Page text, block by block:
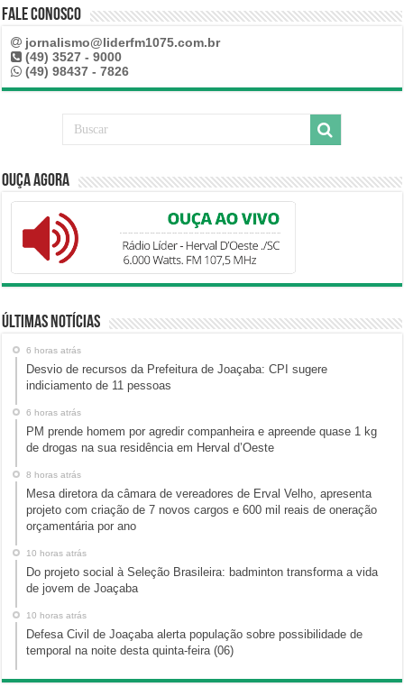
Fale Conosco
jornalismo@liderfm1075.com.br
(49) 3527 - 9000
(49) 98437 - 7826
Ouça Agora
Últimas Notícias
6 horas atrás
Desvio de recursos da Prefeitura de Joaçaba: CPI sugere
indiciamento de 11 pessoas
6 horas atrás
PM prende homem por agredir companheira e apreende quase 1 kg
de drogas na sua residência em Herval d’Oeste
8 horas atrás
Mesa diretora da câmara de vereadores de Erval Velho, apresenta
projeto com criação de 7 novos cargos e 600 mil reais de oneração
orçamentária por ano
10 horas atrás
Do projeto social à Seleção Brasileira: badminton transforma a vida
de jovem de Joaçaba
10 horas atrás
Defesa Civil de Joaçaba alerta população sobre possibilidade de
temporal na noite desta quinta-feira (06)